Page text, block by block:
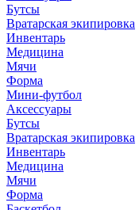
Бутсы
Вратарская экипировка
Инвентарь
Медицина
Мячи
Форма
Мини-футбол
Аксессуары
Бутсы
Вратарская экипировка
Инвентарь
Медицина
Мячи
Форма